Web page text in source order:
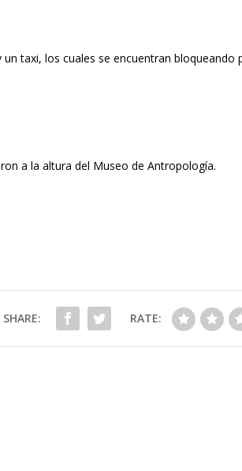
taxi, los cuales se encuentran bloqueando
a la altura del Museo de Antropología.
SHARE: RATE: